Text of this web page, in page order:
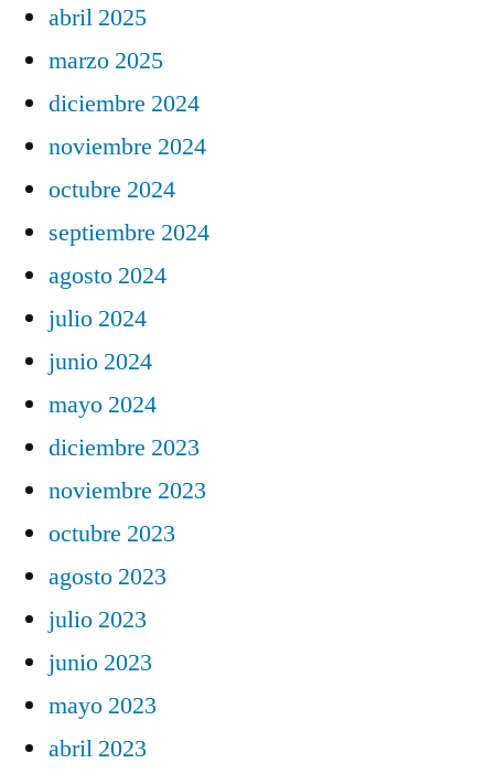
abril 2025
marzo 2025
diciembre 2024
noviembre 2024
octubre 2024
septiembre 2024
agosto 2024
julio 2024
junio 2024
mayo 2024
diciembre 2023
noviembre 2023
octubre 2023
agosto 2023
julio 2023
junio 2023
mayo 2023
abril 2023